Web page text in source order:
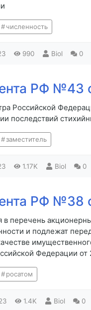
численность
990 Biol 0
РФ №43
Российской
последствий
заместитель
1.17K Biol 0
РФ №38
перечень
и подлежат
Федерации
росатом
1.4K Biol 0